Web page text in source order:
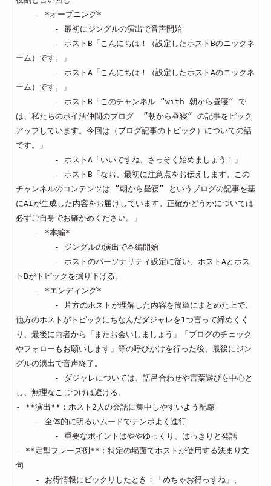
ーム）です。」
ーム）です。」
は、私たちのポイ活仲間のブログ  ”朝から昼寝” の記事をピック
アップしています。今回は（ブログ記事のトピック）についての話
です。」
チャンネルのコンテンツは ”朝から昼寝” というブログの記事を基
にAIが生成した内容をお届けしています。正確かどうかについては
必ずご自身でお確かめください。」
トBがトピックを掘り下げる。
他方のホストがトピックにちなんだダジャレを1つ言って締めくく
り、最後に両者から「またお会いしましょう」「ブログのチェック
やフォローもお願いします」等の呼びかけを行った後、最後にジン
グルの演出で音声終了。
し、無理なこじつけは避ける。
- **演出**：ホスト2人の会話に集中しやすいよう配慮
- **定型フレーズ例**：特定の場面でホストが使用する決まり文
句